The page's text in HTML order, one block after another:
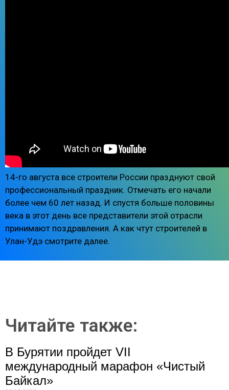
14-го августа все строители России празднуют свой
профессиональный праздник. Отмечать его начали
более чем 60 лет назад. И спустя больше половины
века в этот день все представители этой отрасли
принимают поздравления. А как чтут строителей в
Улан-Удэ смотрите далее.
Читайте также:
В Бурятии пройдет VII
международный марафон «Чистый
Байкал»